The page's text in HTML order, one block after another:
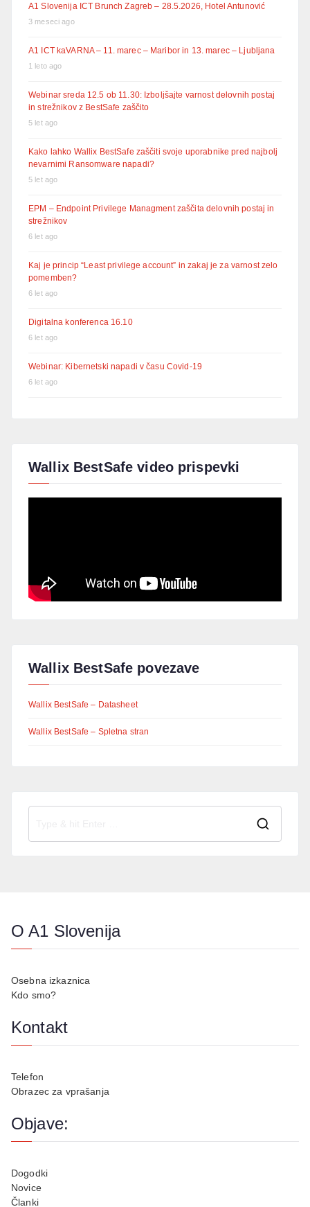
A1 Slovenija ICT Brunch Zagreb – 28.5.2026, Hotel Antunović
3 meseci ago
A1 ICT kaVARNA – 11. marec – Maribor in 13. marec – Ljubljana
1 leto ago
Webinar sreda 12.5 ob 11.30: Izboljšajte varnost delovnih postaj
in strežnikov z BestSafe zaščito
5 let ago
Kako lahko Wallix BestSafe zaščiti svoje uporabnike pred najbolj
nevarnimi Ransomware napadi?
5 let ago
EPM – Endpoint Privilege Managment zaščita delovnih postaj in
strežnikov
6 let ago
Kaj je princip “Least privilege account” in zakaj je za varnost zelo
pomemben?
6 let ago
Digitalna konferenca 16.10
6 let ago
Webinar: Kibernetski napadi v času Covid-19
6 let ago
Wallix BestSafe video prispevki
Wallix BestSafe povezave
Wallix BestSafe – Datasheet
Wallix BestSafe – Spletna stran
O A1 Slovenija
Osebna izkaznica
Kdo smo?
Kontakt
Telefon
Obrazec za vprašanja
Objave:
Dogodki
Novice
Članki